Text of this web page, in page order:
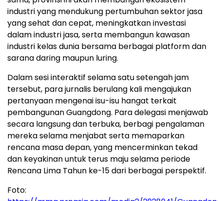
industri yang mendukung pertumbuhan sektor jasa
yang sehat dan cepat, meningkatkan investasi
dalam industri jasa, serta membangun kawasan
industri kelas dunia bersama berbagai platform dan
sarana daring maupun luring.
Dalam sesi interaktif selama satu setengah jam
tersebut, para jurnalis berulang kali mengajukan
pertanyaan mengenai isu-isu hangat terkait
pembangunan Guangdong. Para delegasi menjawab
secara langsung dan terbuka, berbagi pengalaman
mereka selama menjabat serta memaparkan
rencana masa depan, yang mencerminkan tekad
dan keyakinan untuk terus maju selama periode
Rencana Lima Tahun ke-15 dari berbagai perspektif.
Foto: